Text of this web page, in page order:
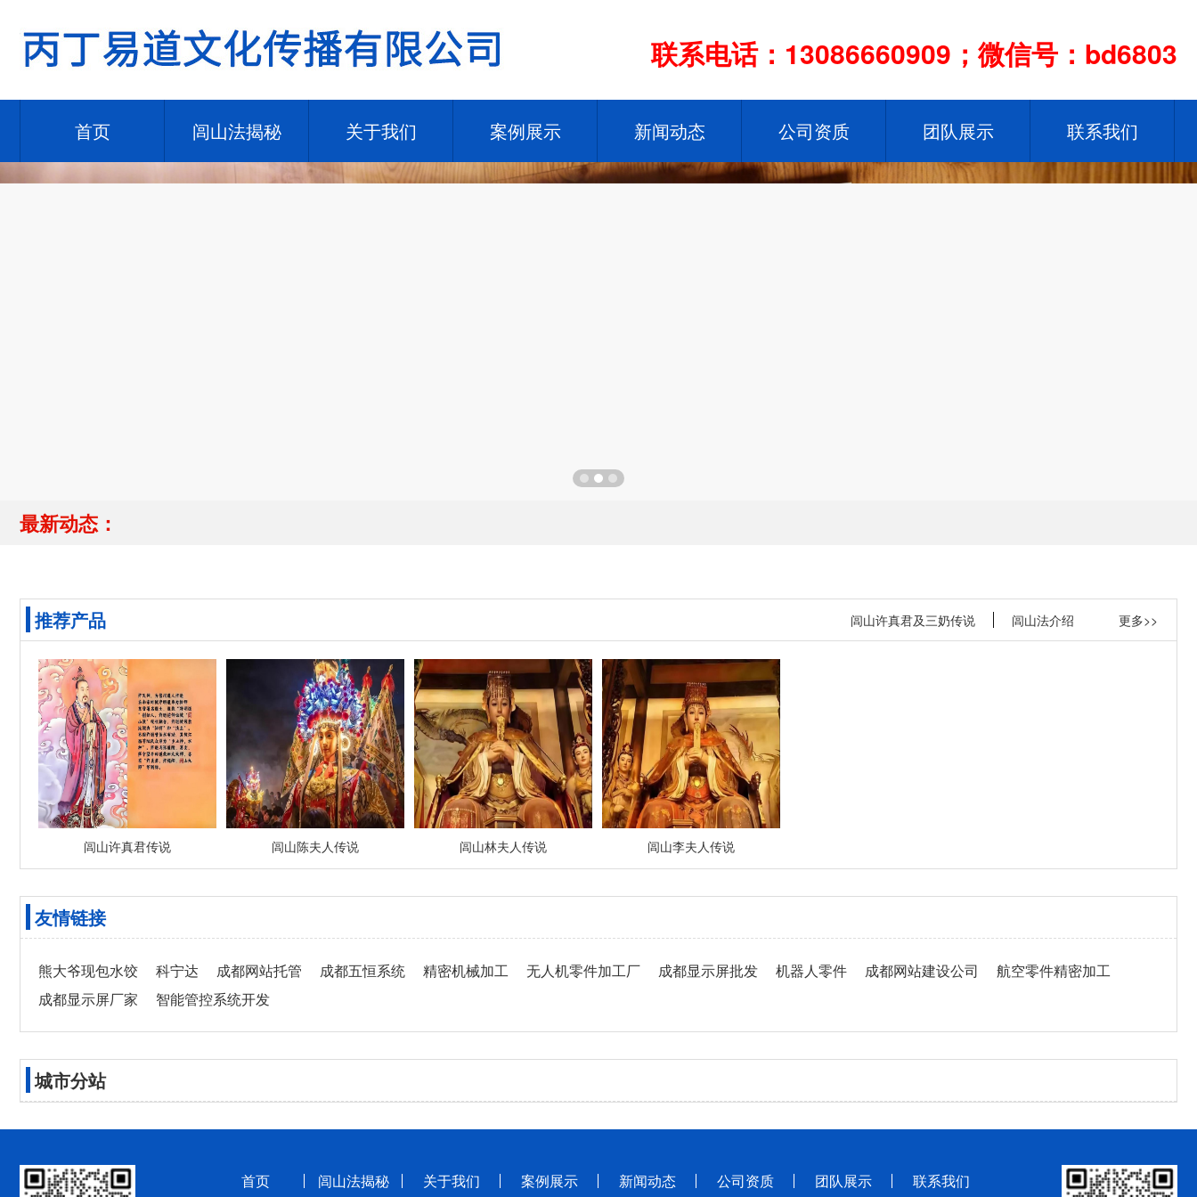
联系电话：13086660909；微信号：bd6803
首页 闾山法揭秘 关于我们 案例展示 新闻动态 公司资质 团队展示 联系我们
最新动态：
推荐产品 更多>>
闾山许真君及三奶传说 闾山法介绍
闾山许真君传说 闾山陈夫人传说 闾山林夫人传说 闾山李夫人传说
友情链接
熊大爷现包水饺 科宁达 成都网站托管 成都五恒系统 精密机械加工 无人机零件加工厂 成都显示屏批发 机器人零件 成都网站建设公司
航空零件精密加工
成都显示屏厂家
智能管控系统开发
城市分站
首页 闾山法揭秘 关于我们 案例展示 新闻动态 公司资质 团队展示 联系我们